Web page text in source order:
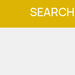
SEARCH